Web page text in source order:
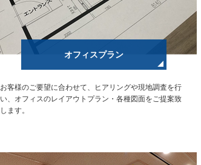
オフィスプラン
お客様のご要望に合わせて、ヒアリングや現地調査を行
い、オフィスのレイアウトプラン・各種図面をご提案致
します。